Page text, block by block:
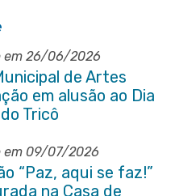
em 26/06/2026
de Artes
em alusão ao Dia
Tricô
em 09/07/2026
“Paz, aqui se faz!”
na Casa de